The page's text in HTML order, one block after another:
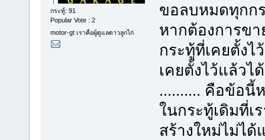
กระทู้: 91
Popular Vote : 2
motor-gt เราคือผู้ดูแลดาวลูกไก่
ขอลบหมดทุกก
หากต้องการข
กระทู้ที่เคยตั้ง
เคยตั้งไว้แล้วไ
.......... คือข้อนี้
ในกระทู้เดิมที่เ
สร้างใหม่ไม่ได้